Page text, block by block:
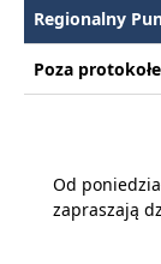
Regionalny
Poza
Od
zapraszają